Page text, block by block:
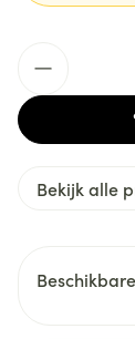
Bekijk alle